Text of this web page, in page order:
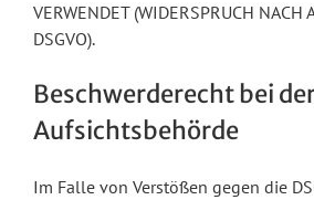
VERWENDET (WIDERSPRUCH NACH
DSGVO).
Beschwerde­recht bei
Aufsichts­behörde
Im Falle von Verstößen gegen die